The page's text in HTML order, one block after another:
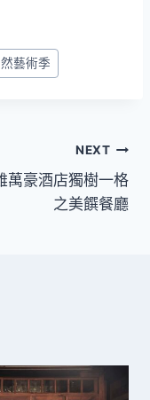
藝術季
NEXT
萬豪酒店獨樹一格
之美饌餐廳